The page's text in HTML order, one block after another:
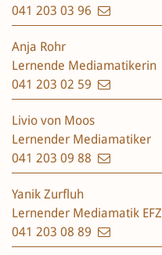
041 203 03 96
Anja Rohr
Lernende Mediamatikerin
041 203 02 59
Livio von Moos
Lernender Mediamatiker
041 203 09 88
Yanik Zurfluh
Lernender Mediamatik EFZ
041 203 08 89